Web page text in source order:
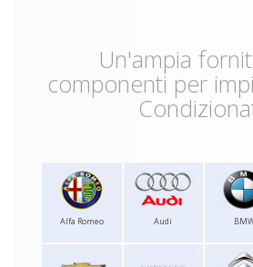
Un'ampia
componenti per
Alfa Romeo Audi